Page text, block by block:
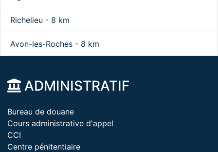
Richelieu - 8 km
Avon-les-Roches - 8 km
ADMINISTRATIF
Bureau de douane
Cours administrative d'appel
CCI
Centre pénitentiaire